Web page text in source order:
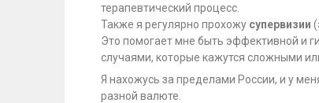
терапевтический процесс.
Также я регулярно прохожу супервизии
Это помогает мне быть эффективной и
случаями, которые кажутся сложными
Я нахожусь за пределами России, и у
разной валюте.